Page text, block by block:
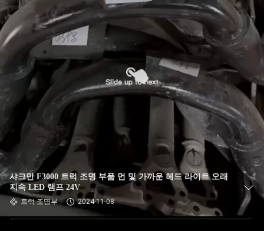
샤크만 F3000 트럭 조명 부품 먼 및 가까운 헤드 라이트 오래
지속 LED 램프 24V
트럭 조명부 2024-11-08